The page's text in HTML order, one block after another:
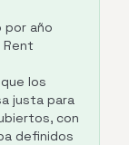
por año
Rent
los
justa para
con
definidos